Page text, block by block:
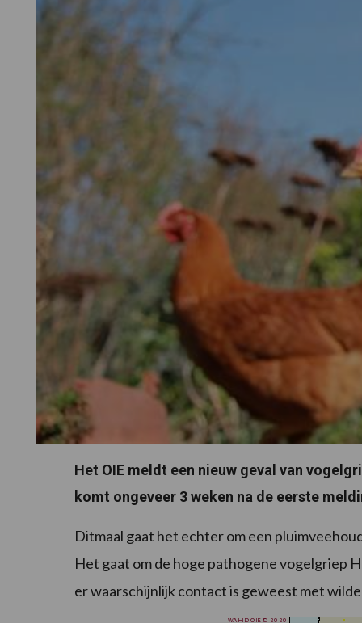
Het OIE meldt een nieuw geval van
komt ongeveer 3 weken na de eerste
Ditmaal gaat het echter om een
Het gaat om de hoge pathogene vogelgriep
er waarschijnlijk contact is geweest met